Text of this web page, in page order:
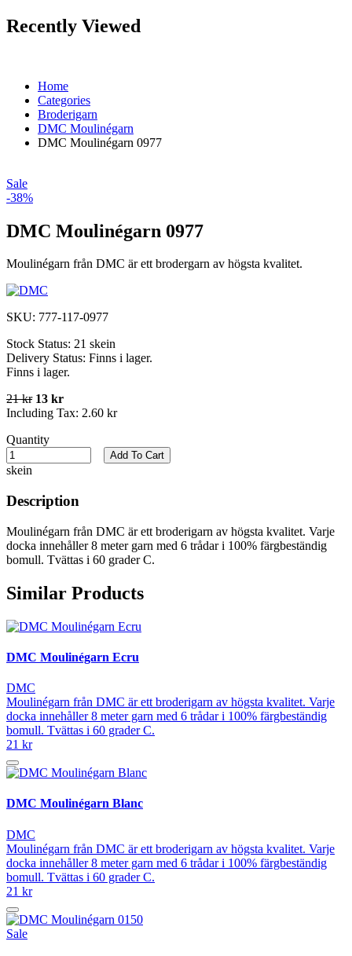
Recently Viewed
Home
Categories
Broderigarn
DMC Moulinégarn
DMC Moulinégarn 0977
Sale
-38%
DMC Moulinégarn 0977
Moulinégarn från DMC är ett brodergarn av högsta kvalitet.
SKU: 777-117-0977
Stock Status: 21 skein
Delivery Status: Finns i lager.
Finns i lager.
21 kr 13 kr
Including Tax: 2.60 kr
Quantity
skein
Add To Cart
Description
Moulinégarn från DMC är ett broderigarn av högsta kvalitet. Varje
docka innehåller 8 meter garn med 6 trådar i 100% färgbeständig
bomull. Tvättas i 60 grader C.
Similar Products
DMC Moulinégarn Ecru
DMC
Moulinégarn från DMC är ett broderigarn av högsta kvalitet. Varje
docka innehåller 8 meter garn med 6 trådar i 100% färgbeständig
bomull. Tvättas i 60 grader C.
21 kr
DMC Moulinégarn Blanc
DMC
Moulinégarn från DMC är ett broderigarn av högsta kvalitet. Varje
docka innehåller 8 meter garn med 6 trådar i 100% färgbeständig
bomull. Tvättas i 60 grader C.
21 kr
Sale